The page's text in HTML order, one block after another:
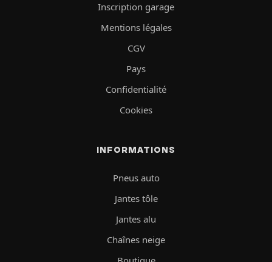
Inscription garage
Mentions légales
CGV
Pays
Confidentialité
Cookies
INFORMATIONS
Pneus auto
Jantes tôle
Jantes alu
Chaînes neige